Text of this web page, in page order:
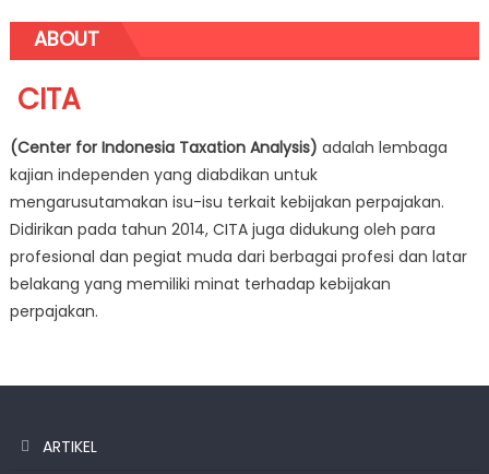
ABOUT
CITA
(Center for Indonesia Taxation Analysis) adalah lembaga
kajian independen yang diabdikan untuk
mengarusutamakan isu-isu terkait kebijakan perpajakan.
Didirikan pada tahun 2014, CITA juga didukung oleh para
profesional dan pegiat muda dari berbagai profesi dan latar
belakang yang memiliki minat terhadap kebijakan
perpajakan.
ARTIKEL